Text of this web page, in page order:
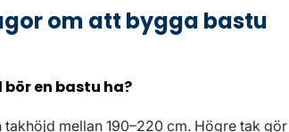
om att bygga bastu
en bastu ha?
takhöjd mellan 190–220 cm. Högre tak